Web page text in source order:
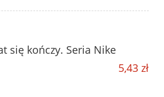
się kończy. Seria Nike
5,43 zł